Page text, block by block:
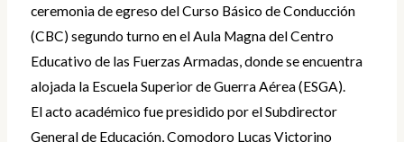
ceremonia de egreso del Curso Básico de Conducción
(CBC) segundo turno en el Aula Magna del Centro
Educativo de las Fuerzas Armadas, donde se encuentra
alojada la Escuela Superior de Guerra Aérea (ESGA).
El acto académico fue presidido por el Subdirector
General de Educación, Comodoro Lucas Victorino